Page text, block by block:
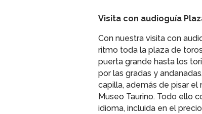
Visita con audioguía
Con nuestra visita con
ritmo toda la plaza de
puerta grande hasta los
por las gradas y
capilla, además de pisar el
Museo Taurino. Todo ello
idioma, incluida en el